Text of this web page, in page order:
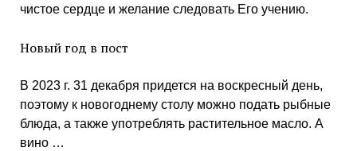
чистое сердце и желание следовать Его учению.
Новый год в пост
В 2023 г. 31 декабря придется на воскресный день,
поэтому к новогоднему столу можно подать рыбные
блюда, а также употреблять растительное масло. А
вино …